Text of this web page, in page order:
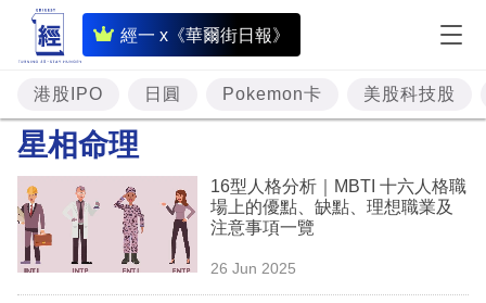
經一 x《華爾街日報》
即
時
財
經
題
投
資
港股IPO 日圓 Pokemon卡 美股科技股
星相命理
16型人格分析｜MBTI 十六人格職
場上的優點、缺點、理想職業及
注意事項一覽
26 Jun 2025